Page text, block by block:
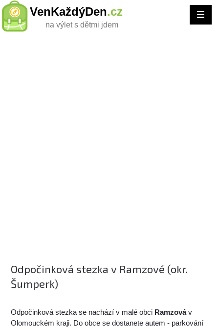
VenKaždýDen.cz
na výlet s dětmi jdem
Odpočinková stezka v Ramzové (okr.
Šumperk)
Odpočinková stezka se nachází v malé obci Ramzováv
Olomouckém kraji. Do obce se dostanete autem - parkování